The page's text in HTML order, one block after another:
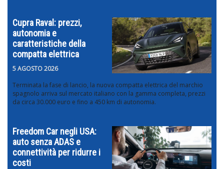
Cupra Raval: prezzi,
autonomia e
caratteristiche della
compatta elettrica
5 AGOSTO 2026
Terminata la fase di lancio, la nuova compatta elettrica del marchio
spagnolo arriva sul mercato italiano con la gamma completa, prezzi
da circa 30.000 euro e fino a 450 km di autonomia.
Freedom Car negli USA:
auto senza ADAS e
connettività per ridurre i
costi